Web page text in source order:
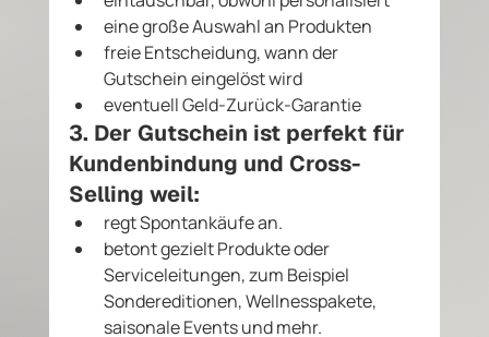
eine große Auswahl an Produkten
freie Entscheidung, wann der
Gutschein eingelöst wird
eventuell Geld-Zurück-Garantie
3. Der Gutschein ist perfekt für
Kundenbindung und Cross-
Selling weil:
regt Spontankäufe an.
betont gezielt Produkte oder
Serviceleitungen, zum Beispiel
Sondereditionen, Wellnesspakete,
saisonale Events und mehr.